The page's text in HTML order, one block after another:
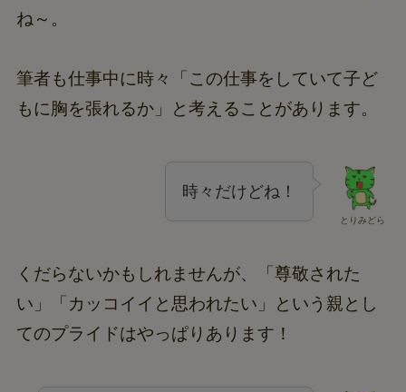
ね～。
筆者も仕事中に時々「この仕事をしていて子ど
もに胸を張れるか」と考えることがあります。
とりみどら
時々だけどね！
くだらないかもしれませんが、「尊敬された
い」「カッコイイと思われたい」という親とし
てのプライドはやっぱりあります！